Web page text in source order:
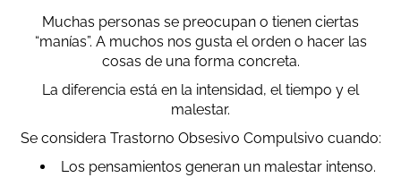
Muchas personas se preocupan o tienen ciertas
“manías”. A muchos nos gusta el orden o hacer las
cosas de una forma concreta.
La diferencia está en la intensidad, el tiempo y el
malestar.
Se considera Trastorno Obsesivo Compulsivo cuando:
Los pensamientos generan un malestar intenso.